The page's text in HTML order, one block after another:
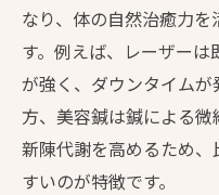
なり、体の自然治癒力
す。例えば、レーザー
が強く、ダウンタイム
方、美容鍼は鍼による
新陳代謝を高めるため
すいのが特徴です。